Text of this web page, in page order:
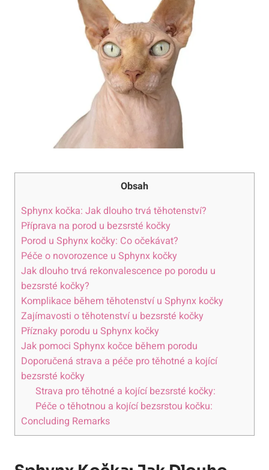
Obsah
Sphynx kočka: Jak dlouho trvá těhotenství?
Příprava na porod u bezsrsté kočky
Porod u Sphynx kočky: Co očekávat?
Péče o novorozence u Sphynx kočky
Jak dlouho trvá rekonvalescence po porodu u
bezsrsté kočky?
Komplikace během těhotenství u Sphynx kočky
Zajímavosti o těhotenství u bezsrsté kočky
Příznaky porodu u Sphynx kočky
Jak pomoci Sphynx kočce během porodu
Doporučená strava a péče pro těhotné a kojící
bezsrsté kočky
Strava pro těhotné a kojící bezsrsté kočky:
Péče o těhotnou a kojící bezsrstou kočku:
Concluding Remarks